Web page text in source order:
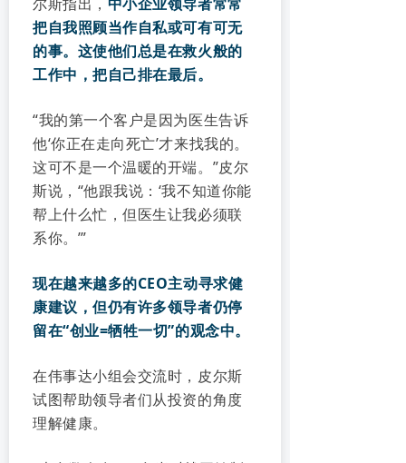
把自我照顾当作自私或可有可无
的事。这使他们总是在救火般的
工作中，把自己排在最后。
“我的第一个客户是因为医生告诉
他‘你正在走向死亡’才来找我的。
这可不是一个温暖的开端。”皮尔
斯说，“他跟我说：‘我不知道你能
帮上什么忙，但医生让我必须联
系你。’”
现在越来越多的CEO主动寻求健
康建议，但仍有许多领导者仍停
留在“创业=牺牲一切”的观念中。
在伟事达小组会交流时，皮尔斯
试图帮助领导者们从投资的角度
理解健康。